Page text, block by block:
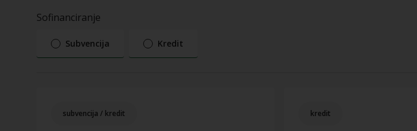
Sofinanciranje
Subvencija Kredit
subvencija / kredit kredit